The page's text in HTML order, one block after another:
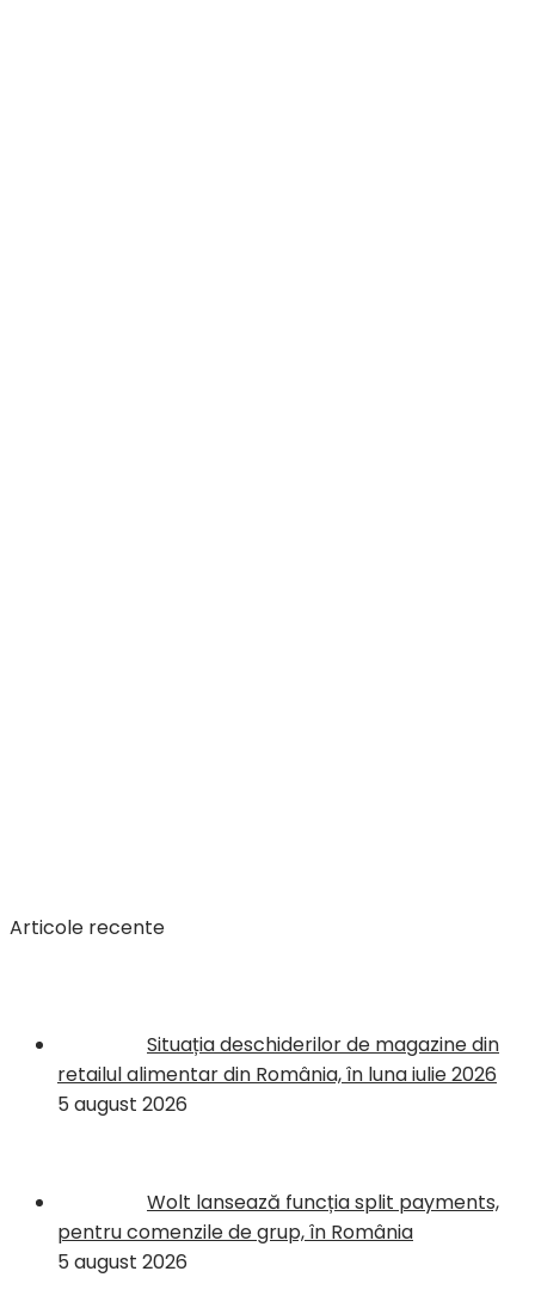
Articole recente
Situația deschiderilor de magazine din
retailul alimentar din România, în luna iulie 2026
5 august 2026
Wolt lansează funcția split payments,
pentru comenzile de grup, în România
5 august 2026